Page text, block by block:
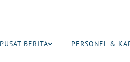
PUSAT BERITA PERSONEL &